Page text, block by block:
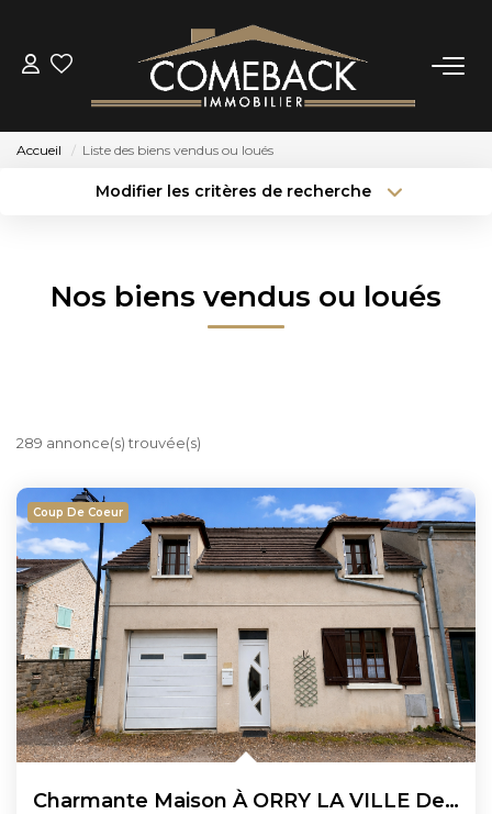
ACHETER
NOTRE AGENCE
CONTACT
Accueil Liste des biens vendus ou loués
Modifier les critères de recherche
Sélectionnez...
Nos biens vendus ou loués
289 annonce(s) trouvée(s)
Coup De Coeur
Charmante Maison À ORRY LA VILLE De 4 Pièces 70 M² Avec...